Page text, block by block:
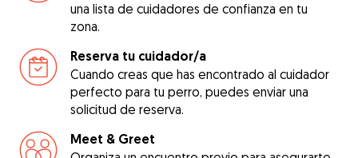
una lista de cuidadores de confianza en tu
zona.
Reserva tu cuidador/a
Cuando creas que has encontrado al cuidador
perfecto para tu perro, puedes enviar una
solicitud de reserva.
Meet & Greet